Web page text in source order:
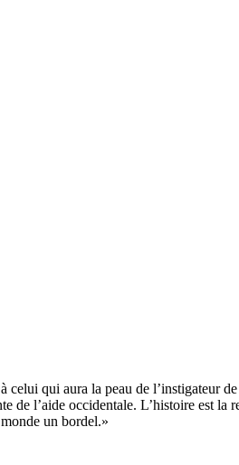
qui aura la peau de l’instigateur
l’aide occidentale. L’histoire est la
un bordel.»